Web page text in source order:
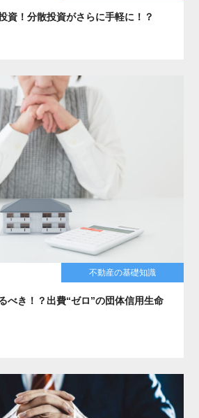
資！分散投資がさらに手軽に！？
不動産の基礎知識
べき！？出費“ゼロ”の団体信用生命